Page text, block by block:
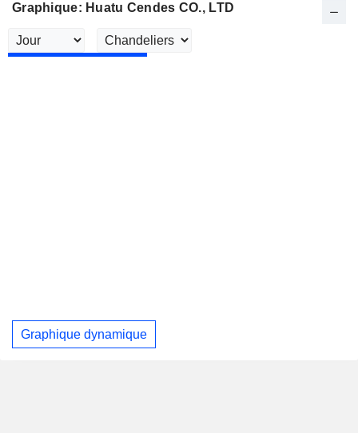
Graphique: Huatu Cendes CO., LTD
Graphique dynamique